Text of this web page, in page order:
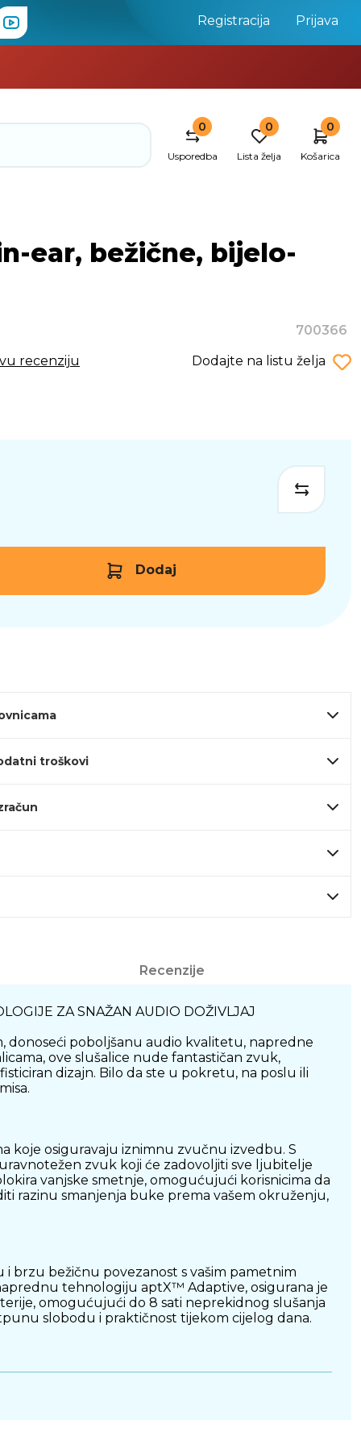
Registracija Prijava
0
Usporedba
0
Lista želja
0
Košarica
ear, bežične, bijelo-
700366
recenziju
Dodajte na listu želja
Dodaj
troškovi
Recenzije
ZA SNAŽAN AUDIO DOŽIVLJAJ
donoseći poboljšanu audio kvalitetu, napredne
ove slušalice nude fantastičan zvuk,
dizajn. Bilo da ste u pokretu, na poslu ili
koje osiguravaju iznimnu zvučnu izvedbu. S
zvuk koji će zadovoljiti sve ljubitelje
vanjske smetnje, omogućujući korisnicima da
razinu smanjenja buke prema vašem okruženju,
brzu bežičnu povezanost s vašim pametnim
tehnologiju aptX™ Adaptive, osigurana je
omogućujući do 8 sati neprekidnog slušanja
slobodu i praktičnost tijekom cijelog dana.
različitih veličina silikonskih ušnih jastučića,